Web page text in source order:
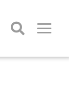
Toggle